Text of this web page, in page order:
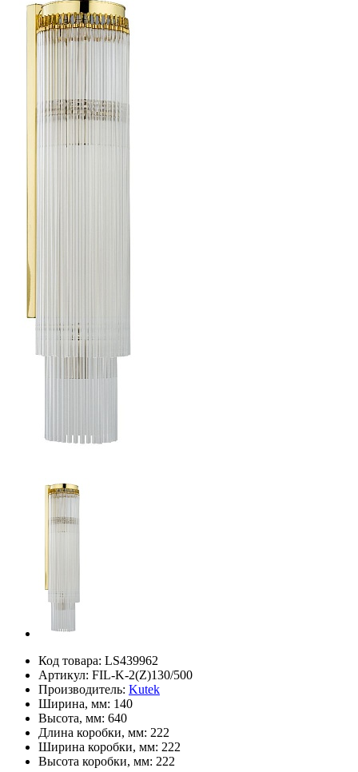
Код товара: LS439962
Артикул: FIL-K-2(Z)130/500
Производитель: Kutek
Ширина, мм: 140
Высота, мм: 640
Длина коробки, мм: 222
Ширина коробки, мм: 222
Высота коробки, мм: 222